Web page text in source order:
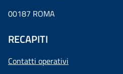
00187 ROMA
RECAPITI
Contatti operativi